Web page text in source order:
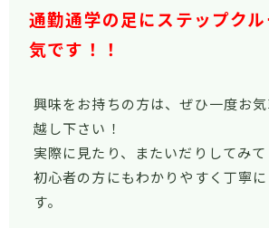
通勤通学の足にステップク
気です！！
興味をお持ちの方は、ぜひ一度お
越し下さい！
実際に見たり、またいだりしてみて
初心者の方にもわかりやすく丁寧
す。